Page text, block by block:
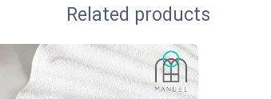
Related products